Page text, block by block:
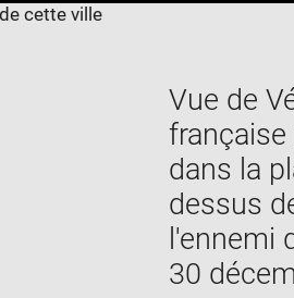
Vue de
française
dans la
dessus
l'ennemi
30